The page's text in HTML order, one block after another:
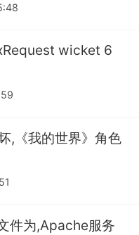
wicket 6
,《我的世界》角色
件为,Apache服务